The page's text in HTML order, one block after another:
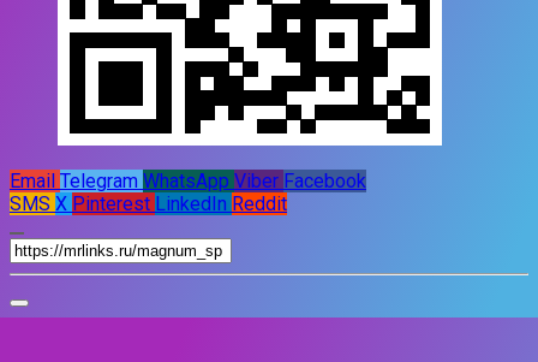
Email Telegram WhatsApp Viber Facebook
SMS X Pinterest LinkedIn Reddit